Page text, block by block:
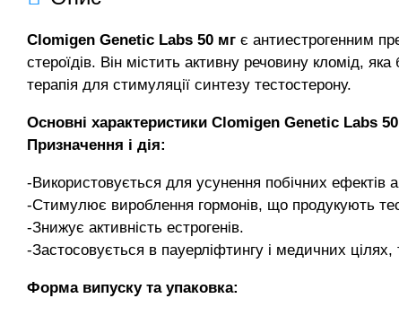
Clomigen Genetic Labs 50 мг є антиестрогенним
стероїдів. Він містить активну речовину кломід,
терапія для стимуляції синтезу тестостерону.
Основні характеристики Clomigen Genetic Labs
Призначення і дія:
-Використовується для усунення побічних ефектів
-Стимулює вироблення гормонів, що продукують
-Знижує активність естрогенів.
-Застосовується в пауерліфтингу і медичних цілях,
Форма випуску та упаковка: